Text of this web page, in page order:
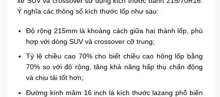
Ý nghĩa các thông số kích thước lốp như sau:
Độ rộng 215mm là khoảng cách giữa hai thành lốp, phù
hợp với dòng SUV và crossover cỡ trung;
Tỷ lệ chiều cao 70% cho biết chiều cao hông lốp bằng
70% so với độ rộng, tăng khả năng hấp thụ chấn động
và chịu tải tốt hơn;
Đường kính mâm 16 inch là kích thước lazang phổ biến